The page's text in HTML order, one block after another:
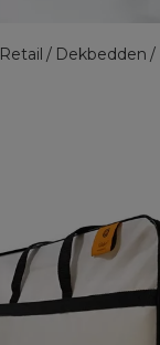
Retail Dekbedden